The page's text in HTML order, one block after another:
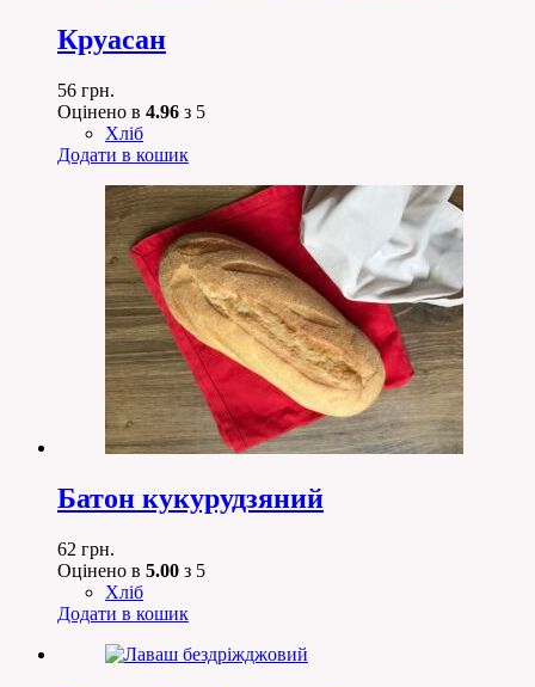
Круасан
56 грн.
Оцінено в 4.96 з 5
Хліб
Додати в кошик
Батон кукурудзяний
62 грн.
Оцінено в 5.00 з 5
Хліб
Додати в кошик